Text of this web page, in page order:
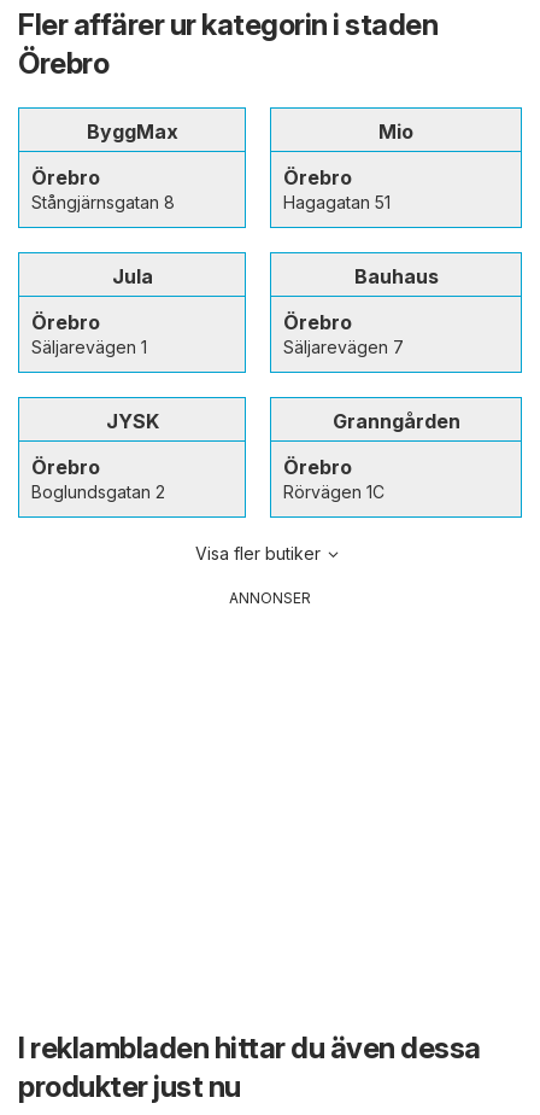
Fler affärer ur kategorin i staden
Örebro
ByggMax
Örebro
Stångjärnsgatan 8
Mio
Örebro
Hagagatan 51
Jula
Örebro
Säljarevägen 1
Bauhaus
Örebro
Säljarevägen 7
JYSK
Örebro
Boglundsgatan 2
Granngården
Örebro
Rörvägen 1C
Visa fler butiker
ANNONSER
I reklambladen hittar du även dessa
produkter just nu